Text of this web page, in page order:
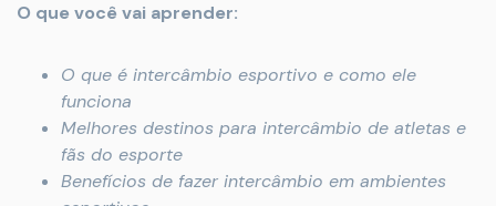
O que você vai aprender:
O que é intercâmbio esportivo e como ele
funciona
Melhores destinos para intercâmbio de atletas e
fãs do esporte
Benefícios de fazer intercâmbio em ambientes